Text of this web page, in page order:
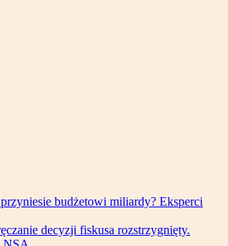
budżetowi miliardy? Eksperci
decyzji fiskusa rozstrzygnięty.